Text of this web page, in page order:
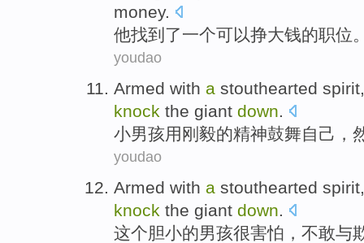
money.
他找到了一个可以挣大钱的职位
youdao
Armed with a stouthearted spirit
knock the giant down.
小男孩用 刚毅的精神鼓舞自己，
youdao
Armed with a stouthearted
knock the giant down.
这个胆小的男孩很害怕，不敢与